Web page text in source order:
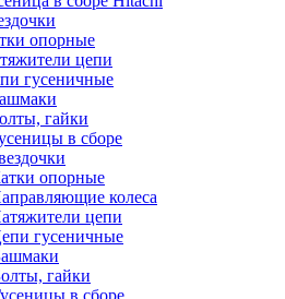
опорные
цепи
гусеничные
гайки
в сборе
опорные
колеса
цепи
гусеничные
гайки
в сборе